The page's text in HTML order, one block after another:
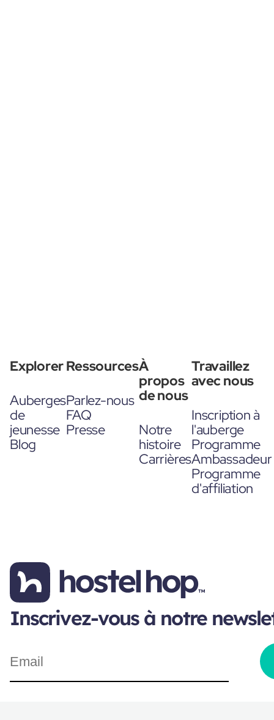
Explorer
Auberges
de
jeunesse
Blog
Ressources
Parlez-nous
FAQ
Presse
À
propos
de nous
Notre
histoire
Carrières
Travaillez
avec nous
Inscription à
l'auberge
Programme
Ambassadeur
Programme
d'affiliation
Inscrivez-vous à notre